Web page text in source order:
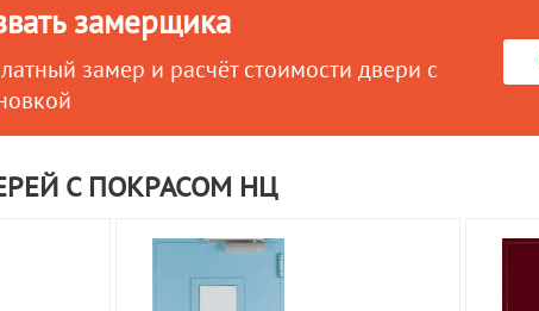
замерщика
замер и расчёт стоимости двери с
С ПОКРАСОМ НЦ